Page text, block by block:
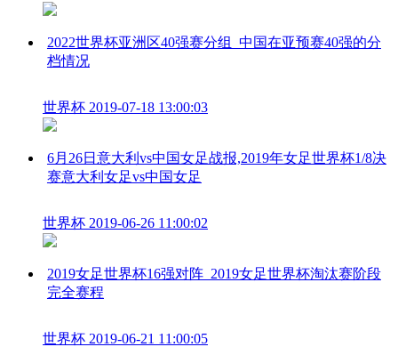
2022世界杯亚洲区40强赛分组_中国在亚预赛40强的分
档情况
世界杯 2019-07-18 13:00:03
6月26日意大利vs中国女足战报,2019年女足世界杯1/8决
赛意大利女足vs中国女足
世界杯 2019-06-26 11:00:02
2019女足世界杯16强对阵_2019女足世界杯淘汰赛阶段
完全赛程
世界杯 2019-06-21 11:00:05